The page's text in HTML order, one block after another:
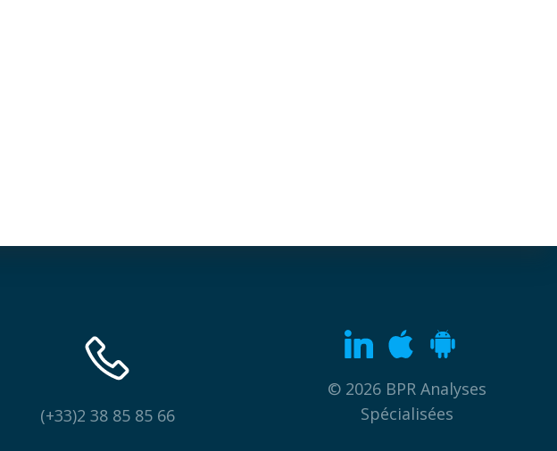
(+33)2 38 85 85 66
© 2026 BPR Analyses
Spécialisées